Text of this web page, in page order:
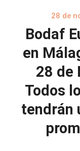
28 de
Bodaf
en
28 de
Todos
tendrán